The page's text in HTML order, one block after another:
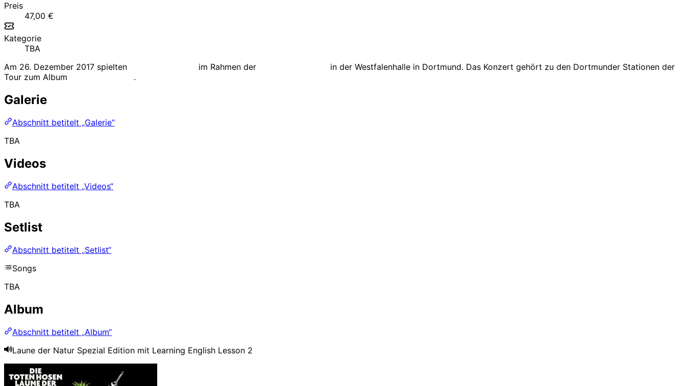
Preis
47,00 €
Kategorie
TBA
Am 26. Dezember 2017 spielten
im Rahmen der
in der Westfalenhalle in Dortmund. Das Konzert gehört zu den Dortmunder Stationen der
Tour zum Album
.
Galerie
Abschnitt betitelt „Galerie“
TBA
Videos
Abschnitt betitelt „Videos“
TBA
Setlist
Abschnitt betitelt „Setlist“
Songs
TBA
Album
Abschnitt betitelt „Album“
Laune der Natur Spezial Edition mit Learning English Lesson 2